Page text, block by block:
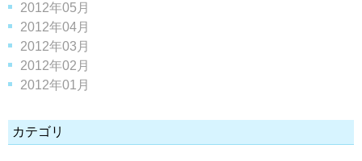
2012年05月
2012年04月
2012年03月
2012年02月
2012年01月
カテゴリ